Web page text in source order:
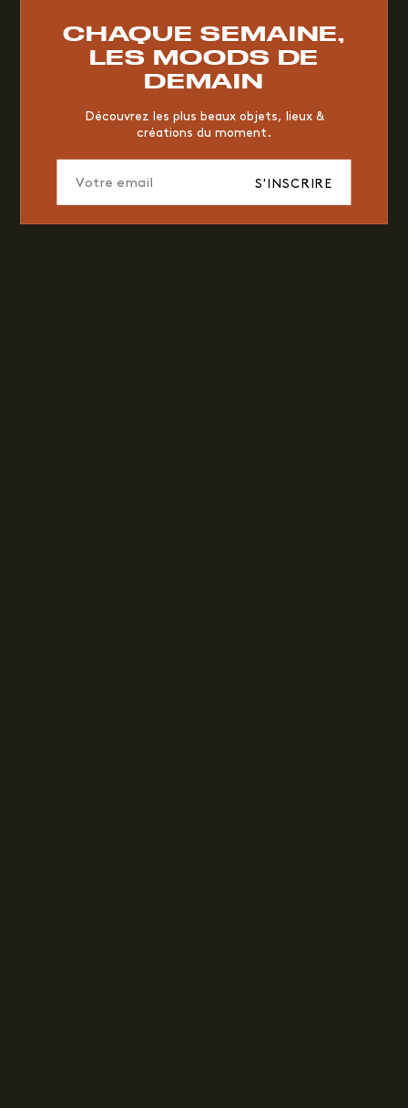
CHAQUE SEMAINE,
LES MOODS DE
DEMAIN
Découvrez les plus beaux objets, lieux &
créations du moment.
S'INSCRIRE
RESTAURANT VINTAGE MOODBOARD
BOIS
JAUNE
HÔTEL
ORGANIQUE
MEMPHIS ÉDITIONS
VASE
ICONIC
2023